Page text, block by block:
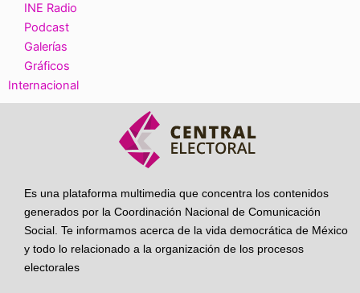
INE Radio
Podcast
Galerías
Gráficos
Internacional
Es una plataforma multimedia que concentra los contenidos
generados por la Coordinación Nacional de Comunicación
Social. Te informamos acerca de la vida democrática de México
y todo lo relacionado a la organización de los procesos
electorales